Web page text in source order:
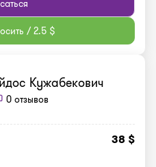
/ 2.5 $
Кужабекович
0 отзывов
38 $